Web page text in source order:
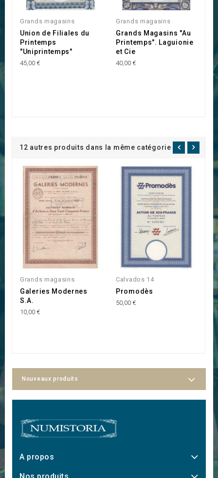
Grands magasins
Union de Filiales du
Printemps
"Uniprintemps"
45,00 €
Grands magasins
Grands Magasins "Au
Printemps". Laguionie
et Cie
40,00 €
12 autres produits dans la même catégorie :
Grands magasins
Galeries Modernes
S.A.
10,00 €
Calvados 14
Promodès
50,00 €
Nouveaux produits
A propos